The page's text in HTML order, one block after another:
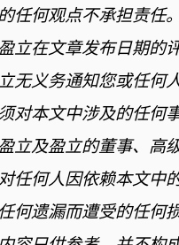
任何观点不承担责任
立在文章发布日期的
无义务通知您或任何
对本文中涉及的任何
立及盈立的董事、高
任何人因依赖本文中
何遗漏而遭受的任何